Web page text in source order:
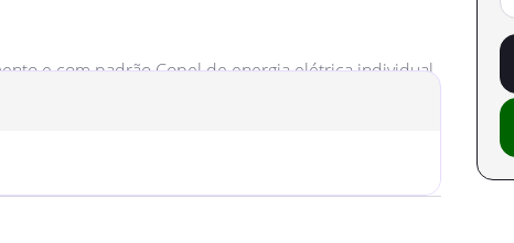
e com padrão Copel de energia elétrica individual